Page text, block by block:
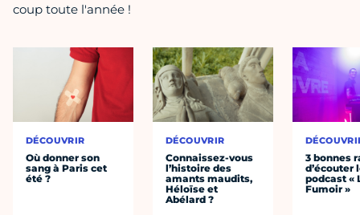
coup toute l'année !
DÉCOUVRIR
Où donner son
sang à Paris cet
été ?
DÉCOUVRIR
Connaissez-vous
l’histoire des
amants maudits,
Héloïse et
Abélard ?
3 bonnes
d’écouter
podcast «
Fumoir »